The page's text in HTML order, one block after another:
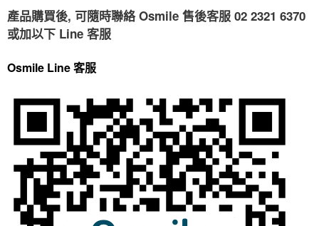
產品購買後, 可隨時聯絡 Osmile 售後客服 02 2321 6370
或加以下 Line 客服
Osmile Line 客服